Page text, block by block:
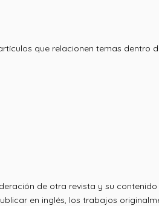
que relacionen temas dentro
de otra revista y su
en inglés, los trabajos